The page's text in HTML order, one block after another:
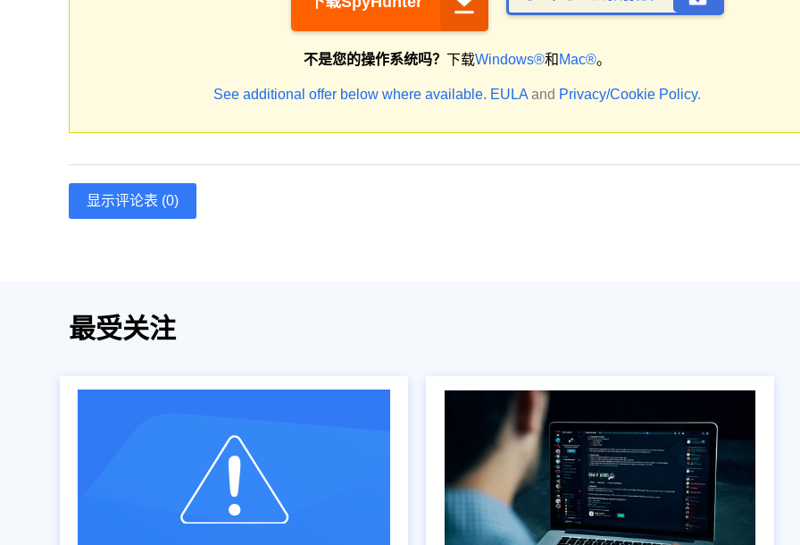
不是您的操作系统吗？ 下载Windows®和 Mac®。
See additional offer below where available. EULA and Privacy/Cookie Policy.
显示评论表 (0)
最受关注